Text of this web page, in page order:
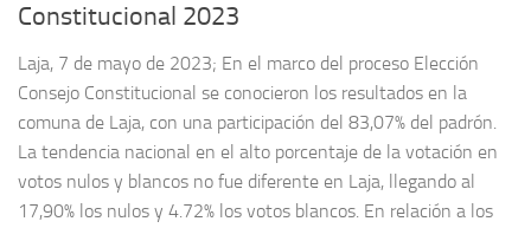
Constitucional 2023
Laja, 7 de mayo de 2023; En el marco del proceso Elección
Consejo Constitucional se conocieron los resultados en la
comuna de Laja, con una participación del 83,07% del padrón.
La tendencia nacional en el alto porcentaje de la votación en
votos nulos y blancos no fue diferente en Laja, llegando al
17,90% los nulos y 4.72% los votos blancos. En relación a los